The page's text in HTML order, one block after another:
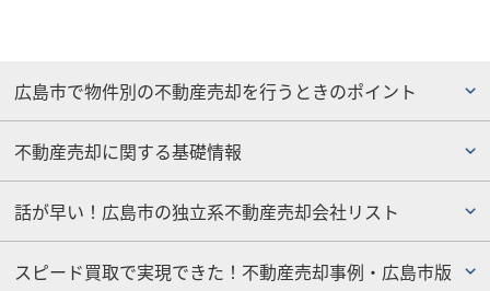
広島市で物件別の不動産売却を行うときのポイント
不動産売却に関する基礎情報
話が早い！広島市の独立系不動産売却会社リスト
スピード買取で実現できた！不動産売却事例・広島市版